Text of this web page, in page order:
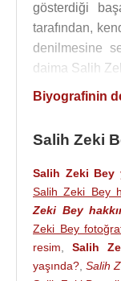
gösterdiği
tarafından,
denilmesine
daima Salih
Fransa
döndü.
Salih Zeki Bey
yürütürken,
tamiri görevi
döndükten
Muavinliği’ne
Biyografinin
Salih Zeki
Salih Zeki Bey
Salih Zeki Bey
Zeki Bey
Zeki Bey
resim
Salih
yaşında? Salih